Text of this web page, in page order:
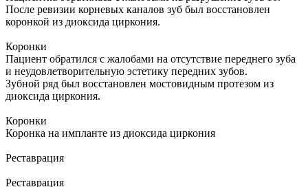
После ревизии корневых каналов зуб был восстановлен
коронкой из диоксида циркония.
Коронки
Пациент обратился с жалобами на отсутствие переднего зуба
и неудовлетворительную эстетику передних зубов.
Зубной ряд был восстановлен мостовидным протезом из
диоксида циркония.
Коронки
Коронка на импланте из диоксида циркония
Реставрация
Реставрация